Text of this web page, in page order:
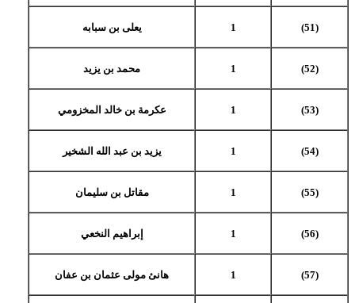
(51)
1 يعلى بن سبابه
(52)
1 محمد بن يزيد
(53)
1 عكرمة بن خالد المخزومي
(54)
1 يزيد بن عبد الله الشخير
(55)
1 مقاتل بن سليمان
(56)
1 إبراهيم النخعي
(57)
1 هانئ مولى عثمان بن عفان